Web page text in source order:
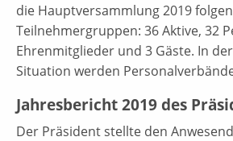
die Hauptversammlung 2019
Teilnehmergruppen: 36 Aktive, 32
Ehrenmitglieder und 3 Gäste. In
Situation werden
Jahresbericht 2019 des
Der Präsident stellte den